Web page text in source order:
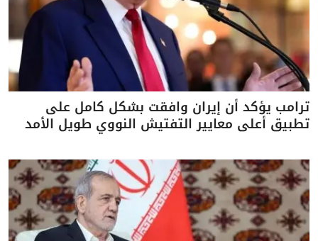
ترامب يؤكد أن إيران وافقت بشكل كامل على
تطبيق أعلى معايير التفتيش النووي طويل الأمد